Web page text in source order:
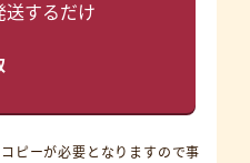
送するだけ
ピーが必要となりますので事